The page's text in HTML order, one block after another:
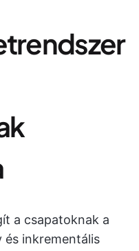
a csapatoknak a
inkrementális